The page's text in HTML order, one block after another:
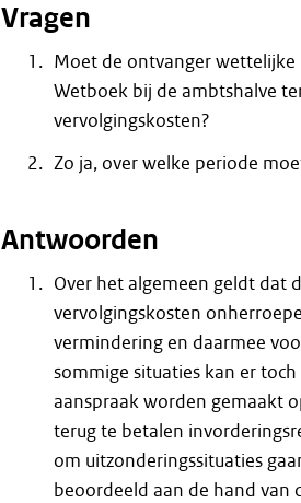
Vragen
Moet de ontvanger
Wetboek bij de ambtshalve
vervolgingskosten?
Zo ja, over welke periode
Antwoorden
Over het algemeen geldt dat
vervolgingskosten
vermindering en daarmee
sommige situaties kan er
aanspraak worden gemaakt
terug te betalen
om uitzonderingssituaties
beoordeeld aan de hand van